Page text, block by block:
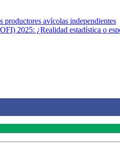
avícolas independientes
2025: ¿Realidad estadística o